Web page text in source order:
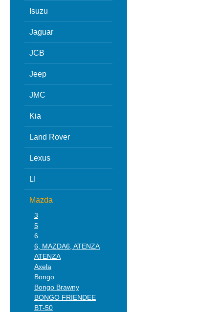
Isuzu
Jaguar
JCB
Jeep
JMC
Kia
Land Rover
Lexus
LI
Mazda
3
5
6
6, MAZDA6, ATENZA
ATENZA
Axela
Bongo
Bongo Brawny
BONGO FRIENDEE
BT-50